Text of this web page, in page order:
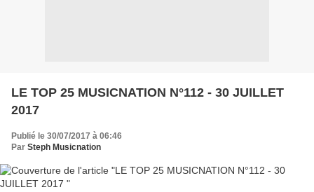
LE TOP 25 MUSICNATION N°112 - 30 JUILLET
2017
Publié le 30/07/2017 à 06:46
Par Steph Musicnation